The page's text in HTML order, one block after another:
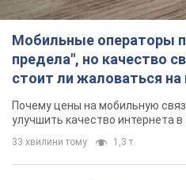
Мобильные операторы
предела", но качество
стоит ли жаловаться
Почему цены на мобильную
улучшить качество интернета
33 хвилини тому 1,3 т.